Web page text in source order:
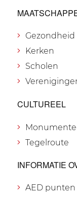
Gezondheid
Kerken
Scholen
CULTUREEL
Tegelroute
INFORMATIE
AED punten